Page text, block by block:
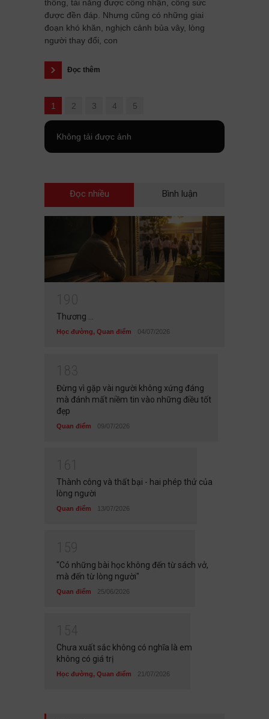
thông, tài năng được công nhận, công sức
được đền đáp. Nhưng cũng có những giai
đoạn khó khăn, nghịch cảnh bủa vây, lòng
người thay đổi, con
Đọc thêm
1 2 3 4 5
Không tải được ảnh
Đọc nhiều Bình luận
Thương ...
Học đường, Quan điểm 04/07/2026
Đừng vì gặp vài người không xứng đáng
mà đánh mất niềm tin vào những điều tốt
đẹp
Quan điểm 09/07/2026
Thành công và thất bại - hai phép thử của
lòng người
Quan điểm 13/07/2026
"Có những bài học không đến từ sách vở,
mà đến từ lòng người"
Quan điểm 25/06/2026
Chưa xuất sắc không có nghĩa là em
không có giá trị
Học đường, Quan điểm 21/07/2026